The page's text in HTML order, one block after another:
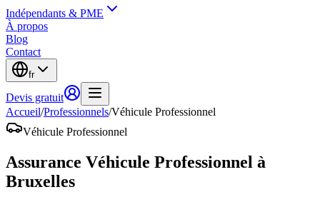
Indépendants & PME
À propos
Blog
Contact
fr
Devis gratuit
Accueil/Professionnels/Véhicule Professionnel
Véhicule Professionnel
Assurance Véhicule Professionnel à
Bruxelles